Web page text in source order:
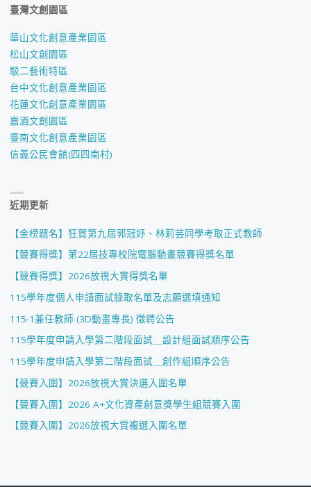
臺灣文創園區
華山文化創意產業園區
松山文創園區
駁二藝術特區
台中文化創意產業園區
花蓮文化創意產業園區
嘉酒文創園區
臺南文化創意產業園區
信義公民會館(四四南村)
近期更新
【金榜題名】狂賀第九屆郭冠妤、林莉芸同學考取正式教師
【競賽得獎】第22屆技專校院電腦動畫競賽得獎名單
【競賽得獎】2026放視大賞得獎名單
115學年度個人申請面試錄取名單及志願選填通知
115-1兼任教師 (3D動畫專長) 徵聘公告
115學年度申請入學第二階段面試＿設計組面試順序公告
115學年度申請入學第二階段面試＿創作組順序公告
【競賽入圍】2026放視大賞決選入圍名單
【競賽入圍】2026 A+文化資產創意獎學生組競賽入圍
【競賽入圍】2026放視大賞複選入圍名單